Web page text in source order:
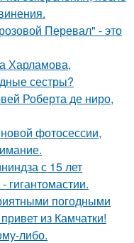
Перевал" - это
Харламова,
сестры?
Роберта де ниро,
фотосессии,
с 15 лет
гигантомастии.
погодными
из Камчатки!
либо.